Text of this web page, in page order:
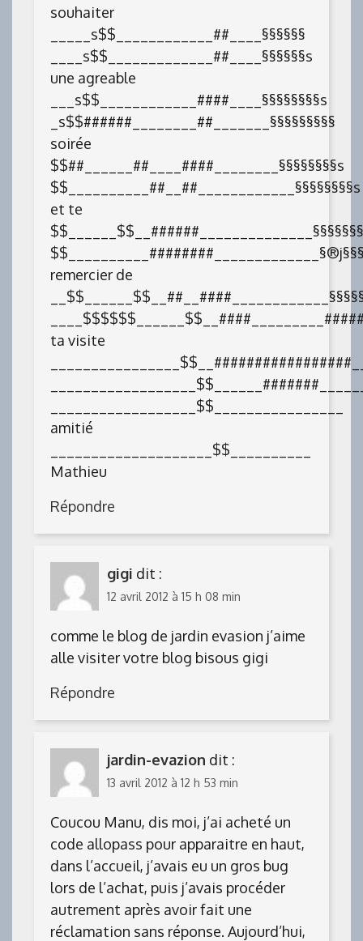
souhaiter
_____s$$____________##____§§§§§§
____s$$_____________##____§§§§§§s
une agreable
___s$$____________####____§§§§§§§§s
_s$$######________##_______§§§§§§§§§
soirée
$$##______##____####________§§§§§§§§s
$$__________##__##____________§§§§§§§§s
et te
remercier de
ta visite
__________________$$________________
amitié
____________________$$__________
Mathieu
Répondre
gigi dit :
12 avril 2012 à 15 h 08 min
comme le blog de jardin evasion j’aime
alle visiter votre blog bisous gigi
Répondre
jardin-evazion dit :
13 avril 2012 à 12 h 53 min
Coucou Manu, dis moi, j’ai acheté un
code allopass pour apparaitre en haut,
dans l’accueil, j’avais eu un gros bug
lors de l’achat, puis j’avais procéder
autrement après avoir fait une
réclamation sans réponse. Aujourd’hui,